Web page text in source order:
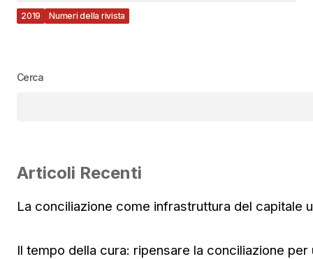
2019 Numeri della rivista
Cerca
Articoli Recenti
La conciliazione come infrastruttura del capitale
Il tempo della cura: ripensare la conciliazione per